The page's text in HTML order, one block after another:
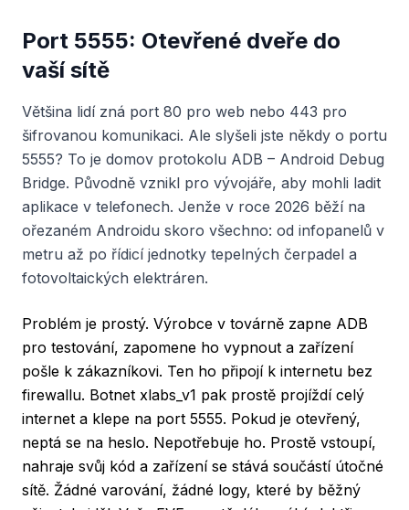
Port 5555: Otevřené dveře do
vaší sítě
Většina lidí zná port 80 pro web nebo 443 pro
šifrovanou komunikaci. Ale slyšeli jste někdy o portu
5555? To je domov protokolu ADB – Android Debug
Bridge. Původně vznikl pro vývojáře, aby mohli ladit
aplikace v telefonech. Jenže v roce 2026 běží na
ořezaném Androidu skoro všechno: od infopanelů v
metru až po řídicí jednotky tepelných čerpadel a
fotovoltaických elektráren.
Problém je prostý. Výrobce v továrně zapne ADB
pro testování, zapomene ho vypnout a zařízení
pošle k zákazníkovi. Ten ho připojí k internetu bez
firewallu. Botnet xlabs_v1 pak prostě projíždí celý
internet a klepe na port 5555. Pokud je otevřený,
neptá se na heslo. Nepotřebuje ho. Prostě vstoupí,
nahraje svůj kód a zařízení se stává součástí útočné
sítě. Žádné varování, žádné logy, které by běžný